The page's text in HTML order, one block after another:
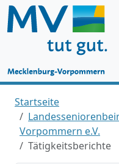
Startseite
Vorpommern e.V.
Tätigkeitsberichte